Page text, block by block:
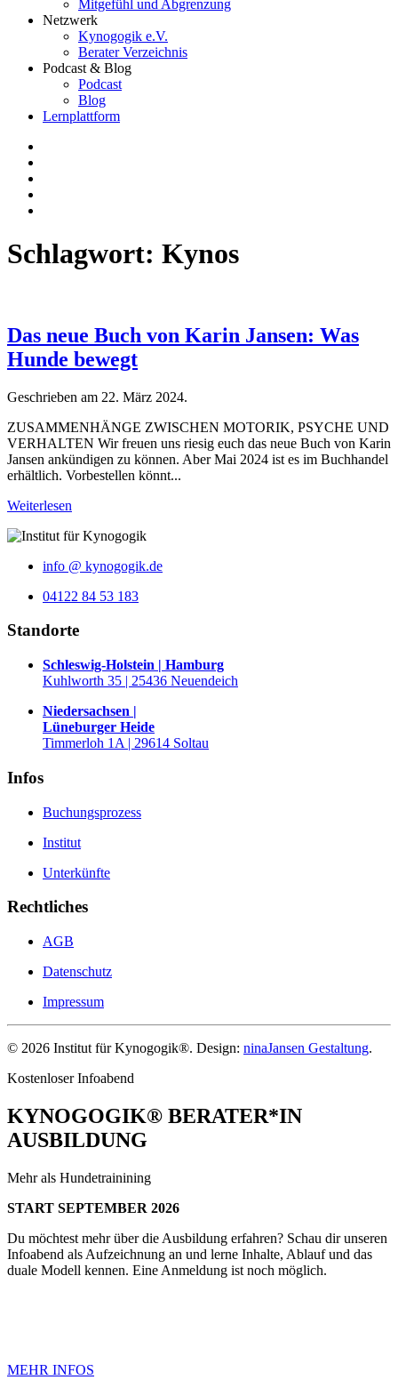
Mitgefühl und Abgrenzung
Netzwerk
Kynogogik e.V.
Berater Verzeichnis
Podcast & Blog
Podcast
Blog
Lernplattform
Schlagwort: Kynos
Das neue Buch von Karin Jansen: Was
Hunde bewegt
Geschrieben am 22. März 2024.
ZUSAMMENHÄNGE ZWISCHEN MOTORIK, PSYCHE UND
VERHALTEN Wir freuen uns riesig euch das neue Buch von Karin
Jansen ankündigen zu können. Aber Mai 2024 ist es im Buchhandel
erhältlich. Vorbestellen könnt...
Weiterlesen
info @ kynogogik.de
04122 84 53 183
Standorte
Schleswig-Holstein | Hamburg
Kuhlworth 35 | 25436 Neuendeich
Niedersachsen |
Lüneburger Heide
Timmerloh 1A | 29614 Soltau
Infos
Buchungsprozess
Institut
Unterkünfte
Rechtliches
AGB
Datenschutz
Impressum
© 2026 Institut für Kynogogik®. Design: ninaJansen Gestaltung.
Kostenloser Infoabend
KYNOGOGIK® BERATER*IN
AUSBILDUNG
Mehr als Hundetrainining
START SEPTEMBER 2026
Du möchtest mehr über die Ausbildung erfahren? Schau dir unseren
Infoabend als Aufzeichnung an und lerne Inhalte, Ablauf und das
duale Modell kennen. Eine Anmeldung ist noch möglich.
MEHR INFOS